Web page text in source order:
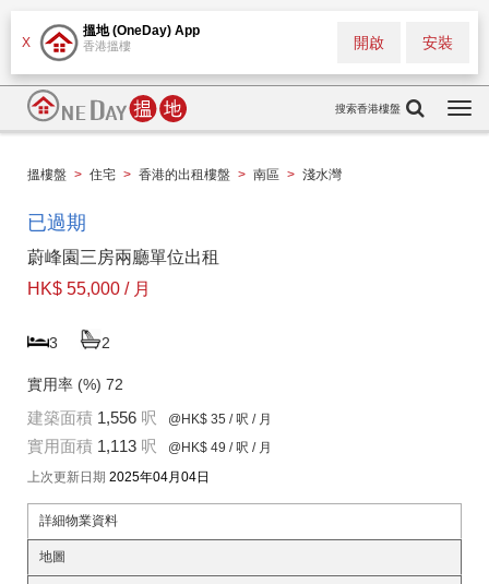
X
搵地 (OneDay) App
香港搵樓 安裝
開啟
搜索香港樓盤
搵樓盤 > 住宅 > 香港的出租樓盤 > 南區 > 淺水灣
已過期
蔚峰園三房兩廳單位出租
HK$ 55,000 / 月
3 2
實用率 (%) 72
建築面積 1,556 呎 @HK$ 35 / 呎 / 月
實用面積 1,113 呎 @HK$ 49 / 呎 / 月
上次更新日期 2025年04月04日
詳細物業資料
地圖